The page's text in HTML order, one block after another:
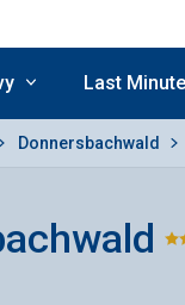
Last Minute
Donnersbachwald